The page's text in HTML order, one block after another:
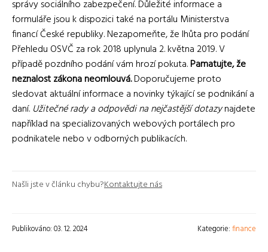
správy sociálního zabezpečení. Důležité informace a
formuláře jsou k dispozici také na portálu Ministerstva
financí České republiky. Nezapomeňte, že lhůta pro podání
Přehledu OSVČ za rok 2018 uplynula 2. května 2019. V
případě pozdního podání vám hrozí pokuta.Pamatujte, že
neznalost zákona neomlouvá.Doporučujeme proto
sledovat aktuální informace a novinky týkající se podnikání a
daní. Užitečné rady a odpovědi na nejčastější dotazynajdete
například na specializovaných webových portálech pro
podnikatele nebo v odborných publikacích.
Našli jste v článku chybu?Kontaktujte nás
Publikováno: 03. 12. 2024 Kategorie:finance